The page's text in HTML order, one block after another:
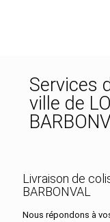
Services
ville de
Livraison de
BARBONVAL
Nous répondons à